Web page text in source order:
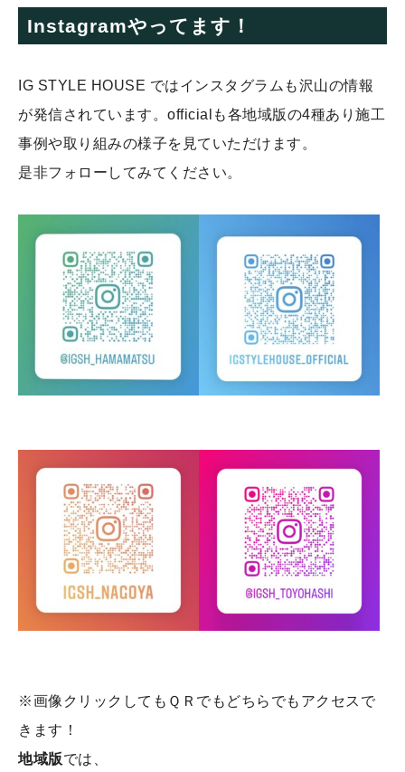
Instagramやってます！
IG STYLE HOUSE ではインスタグラムも沢山の情報
が発信されています。officialも各地域版の4種あり施工
事例や取り組みの様子を見ていただけます。
是非フォローしてみてください。
※画像クリックしてもＱＲでもどちらでもアクセスで
きます！
地域版では、